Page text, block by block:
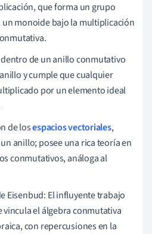
que forma un grupo
un monoide bajo la multiplicación
de un anillo conmutativo
y cumple que cualquier
por un elemento ideal
de losespacios vectoriales,
anillo; posee una rica teoría en
conmutativos, análoga al
Eisenbud: El influyente trabajo
vincula el álgebra conmutativa
con repercusiones en la